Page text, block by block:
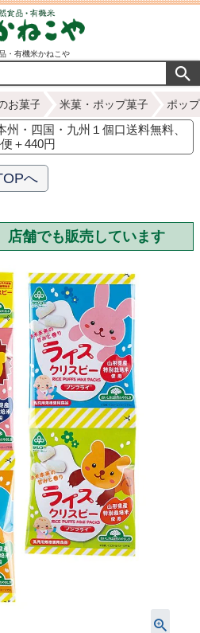
・有機米かねこや
お菓子 米菓・ポップ菓子 ポッ
州・四国・九州１個口送料無料、
＋440円
へ
舗でも販売しています